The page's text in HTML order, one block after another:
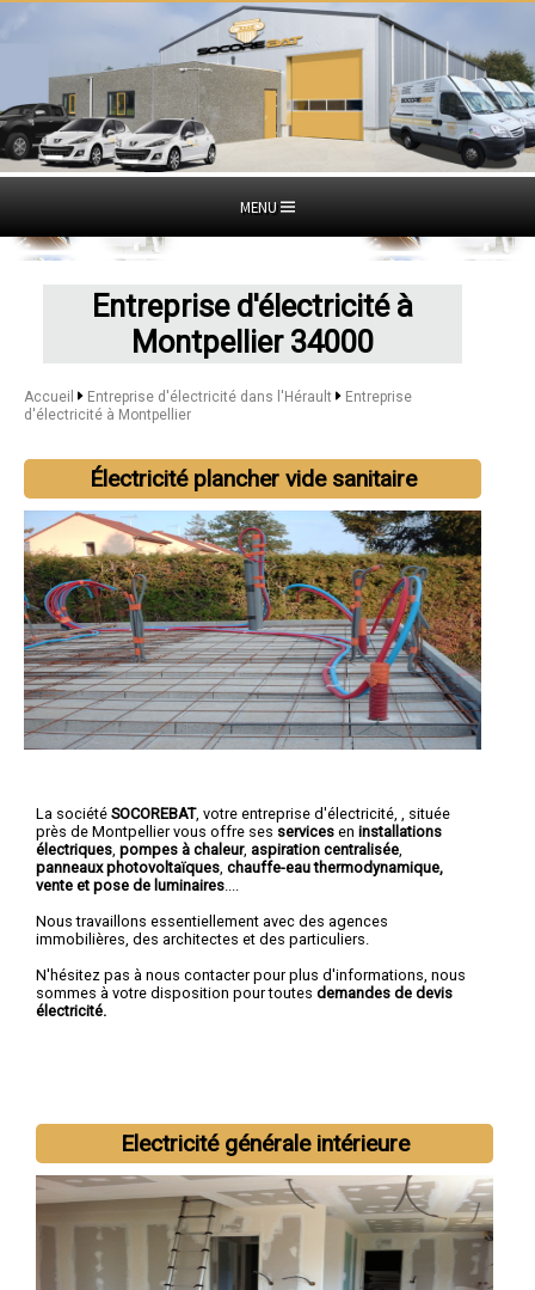
MENU
Entreprise d'électricité à
Montpellier 34000
Accueil Entreprise d'électricité dans l'Hérault
Entreprise
d'électricité à Montpellier
Électricité plancher vide sanitaire
La société SOCOREBAT, votre entreprise d'électricité,
, située
près de Montpellier vous offre ses services en installations
électriques pompes à chaleur, aspiration centralisée
panneaux photovoltaïques chauffe-eau thermodynamique,
vente et pose de luminaires
Nous travaillons essentiellement avec des agences
immobilières, des architectes et des particuliers.
N'hésitez pas à nous contacter pour plus d'informations, nous
sommes à votre disposition pour toutes demandes de devis
électricité.
Nous intervenons aussi dans les villes suivantes :Montpellier
Béziers,Sète,Lunel,Frontignan,Agde,Lattes,Mauguio,
Castelnau-le-Lez,Mèze
Electricité générale intérieure